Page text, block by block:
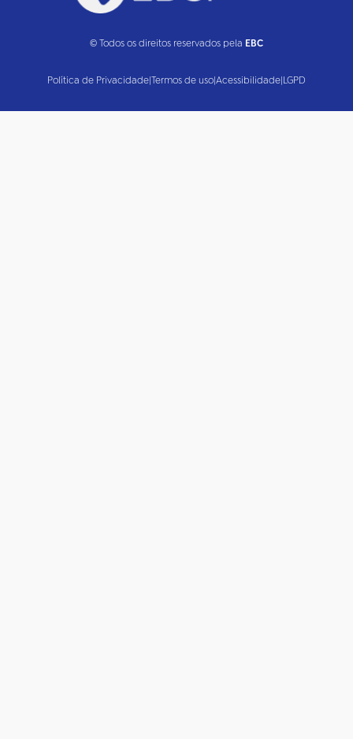
© Todos os direitos reservados pela EBC
Política de Privacidade|Termos de uso|Acessibilidade|LGPD